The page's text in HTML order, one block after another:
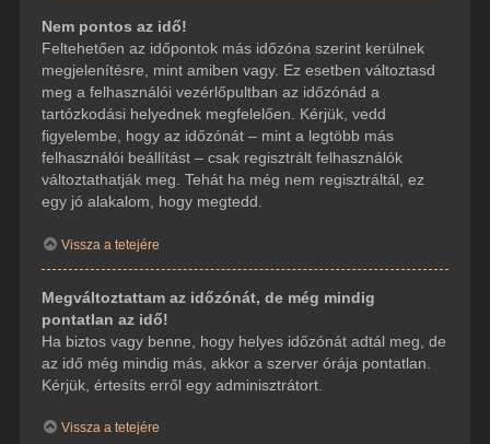
Nem pontos az idő!
Feltehetően az időpontok más időzóna szerint kerülnek
megjelenítésre, mint amiben vagy. Ez esetben változtasd
meg a felhasználói vezérlőpultban az időzónád a
tartózkodási helyednek megfelelően. Kérjük, vedd
figyelembe, hogy az időzónát – mint a legtöbb más
felhasználói beállítást – csak regisztrált felhasználók
változtathatják meg. Tehát ha még nem regisztráltál, ez
egy jó alakalom, hogy megtedd.
Vissza a tetejére
Megváltoztattam az időzónát, de még mindig
pontatlan az idő!
Ha biztos vagy benne, hogy helyes időzónát adtál meg, de
az idő még mindig más, akkor a szerver órája pontatlan.
Kérjük, értesíts erről egy adminisztrátort.
Vissza a tetejére